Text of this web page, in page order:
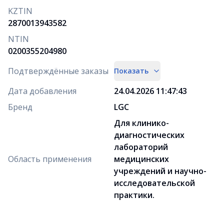
KZTIN
2870013943582
NTIN
0200355204980
Подтверждённые заказы
Показать
Дата добавления
24.04.2026 11:47:43
Бренд
LGC
Область применения
Для клинико-
диагностических
лабораторий
медицинских
учреждений и научно-
исследовательской
практики.